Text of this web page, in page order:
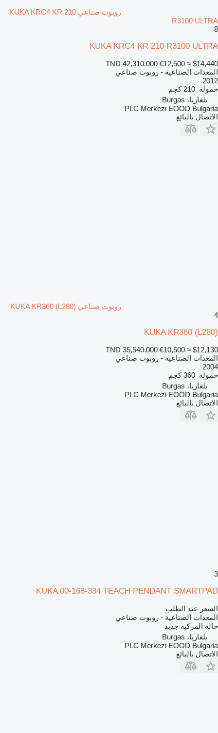
روبوت صناعي KUKA KRC4 KR 210
R3100 ULTRA
8
KUKA KRC4 KR 210 R3100 ULTRA
TND 42,310.000 €12,500 ≈ $14,440
المعدات الصناعية - روبوت صناعي
2012
حمولة 210 كجم
بلغاريا، Burgas
PLC Merkezi EOOD Bulgaria
الاتصال بالبائع
روبوت صناعي KUKA KR360 (L280)
4
KUKA KR360 (L280)
TND 35,540.000 €10,500 ≈ $12,130
المعدات الصناعية - روبوت صناعي
2004
حمولة 360 كجم
بلغاريا، Burgas
PLC Merkezi EOOD Bulgaria
الاتصال بالبائع
3
KUKA 00-168-334 TEACH PENDANT SMARTPAD
السعر عند الطلب
المعدات الصناعية - روبوت صناعي
حالة المركبة جديد
بلغاريا، Burgas
PLC Merkezi EOOD Bulgaria
الاتصال بالبائع